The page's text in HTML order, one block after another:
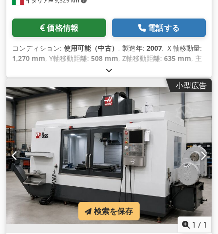
価格情報 電話する
コンディション: 使用可能（中古） , 製造年: 2007, Ｘ軸移動量:
1,270 mm, Y軸移動距離: 508 mm, Z軸移動距離: 635 mm, 主
12,000 回転/分
ト数:24, 軸数:3,
小型広告
1 / 1
検索を保存